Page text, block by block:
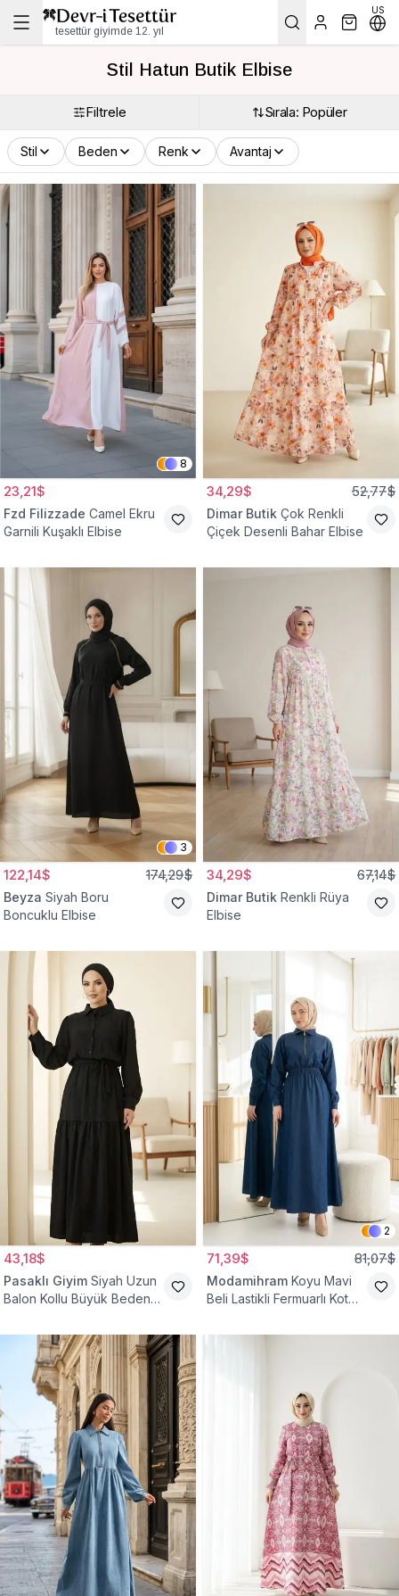
tesettür giyimde 12. yıl
US
Stil Hatun Butik Elbise
Filtrele Sırala: Popüler
Stil Beden Renk Avantaj
8
23,21$
Fzd Filizzade Camel Ekru
Garnili Kuşaklı Elbise
34,29$ 52,77$
Dimar Butik Çok Renkli
Çiçek Desenli Bahar Elbise
3
122,14$ 174,29$
Beyza Siyah Boru
Boncuklu Elbise
34,29$ 67,14$
Dimar Butik Renkli Rüya
Elbise
43,18$
Pasaklı Giyim Siyah Uzun
Balon Kollu Büyük Beden
2
71,39$ 81,07$
Modamihram Koyu Mavi
Beli Lastikli Fermuarlı Kot